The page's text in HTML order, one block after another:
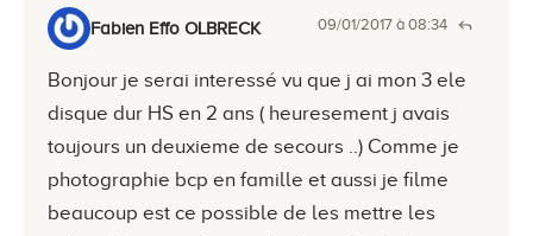
Fabien Effo OLBRECK 09/01/2017 à 08:34
Bonjour je serai interessé vu que j ai mon 3 ele
disque dur HS en 2 ans ( heuresement j avais
toujours un deuxieme de secours ..) Comme je
photographie bcp en famille et aussi je filme
beaucoup est ce possible de les mettre les